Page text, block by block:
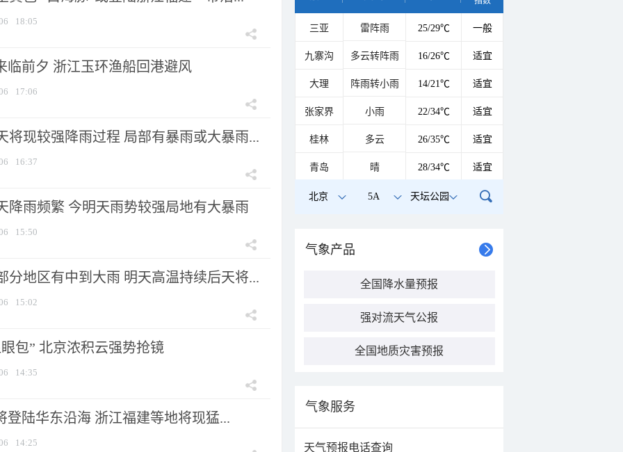
18:05
临前夕 浙江玉环渔船回港避风
17:06
将现较强降雨过程 局部有暴雨或大暴雨...
16:37
降雨频繁 今明天雨势较强局地有大暴雨
15:50
分地区有中到大雨 明天高温持续后天将...
15:02
包” 北京浓积云强势抢镜
14:35
登陆华东沿海 浙江福建等地将现猛...
14:25
三亚 雷阵雨 25/29℃ 一般
九寨沟 多云转阵雨 16/26℃ 适宜
大理 阵雨转小雨 14/21℃ 适宜
张家界 小雨 22/34℃ 适宜
桂林 多云 26/35℃ 适宜
青岛 晴 28/34℃ 适宜
北京 5A 天坛公园
气象产品
全国降水量预报
强对流天气公报
全国地质灾害预报
气象服务
天气预报电话查询